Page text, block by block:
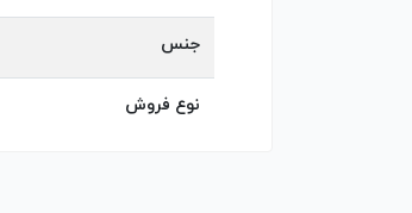
جنس
نوع فروش